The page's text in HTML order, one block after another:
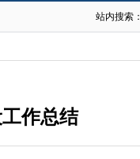
站内搜索：
作总结